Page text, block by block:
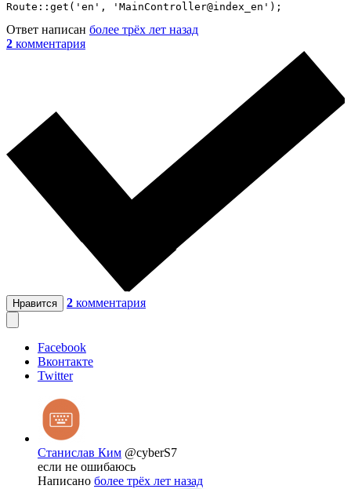
Route::get('en', 'MainController@index_en');
Ответ написан более трёх лет назад
2 комментария
Нравится 2 комментария
Facebook
Вконтакте
Twitter
Станислав Ким @cyberS7
если не ошибаюсь
Написано более трёх лет назад